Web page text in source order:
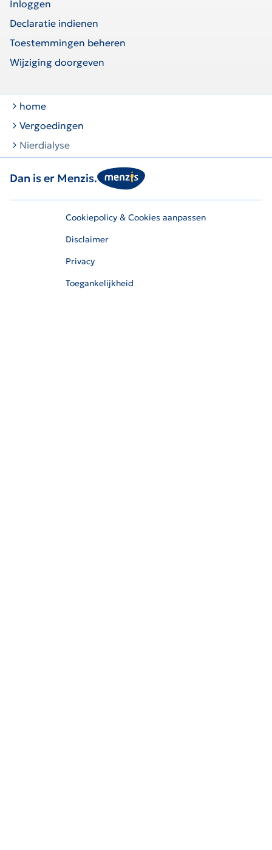
Inloggen
Declaratie indienen
Toestemmingen beheren
Wijziging doorgeven
home
Vergoedingen
Nierdialyse
Dan is er Menzis.
Cookiepolicy & Cookies aanpassen
Disclaimer
Privacy
Toegankelijkheid